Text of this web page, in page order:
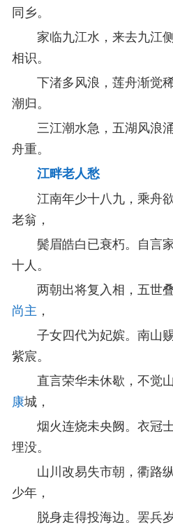
同乡。
家临九江水，来去九江
相识。
下渚多风浪，莲舟渐觉
潮归。
三江潮水急，五湖风浪
舟重。
江畔老人愁
江南年少十八九，乘舟
老翁，
鬓眉皓白已衰朽。自言
十人。
两朝出将复入相，五世
尚主 ，
子女四代为妃嫔。南山
紫宸。
直言荣华未休歇，不觉
康城，
烟火连烧未央阙。衣冠
埋没。
山川改易失市朝，衢路
少年，
脱身走得投海边。罢兵